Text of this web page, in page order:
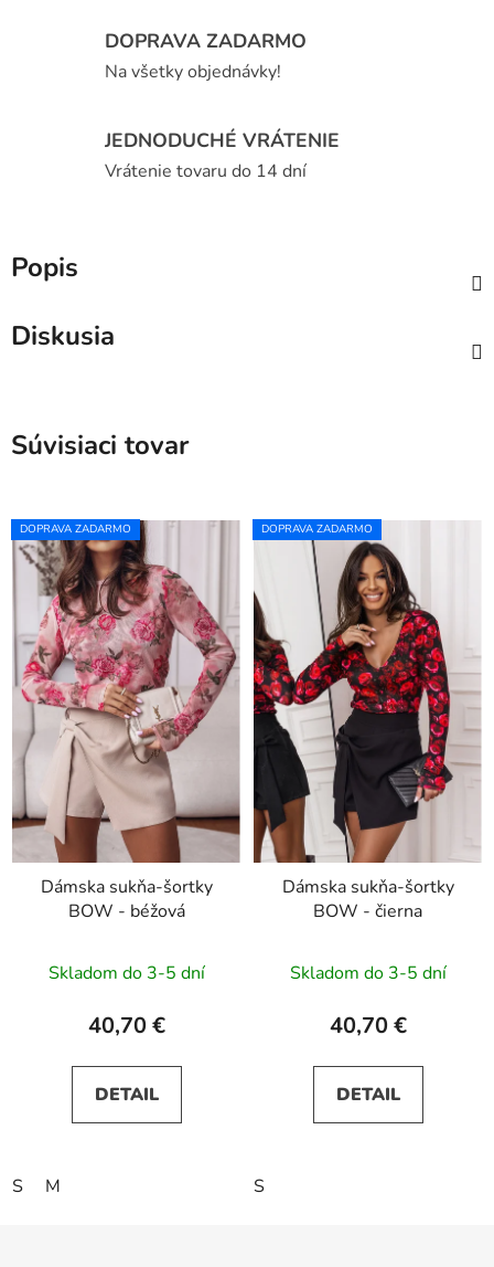
DOPRAVA ZADARMO
Na všetky objednávky!
JEDNODUCHÉ VRÁTENIE
Vrátenie tovaru do 14 dní
Popis
Diskusia
Súvisiaci tovar
DOPRAVA ZADARMO
Dámska sukňa-šortky
BOW - béžová
Skladom do 3-5 dní
40,70 €
DETAIL
S M
DOPRAVA ZADARMO
Dámska sukňa-šortky
BOW - čierna
Skladom do 3-5 dní
40,70 €
DETAIL
S